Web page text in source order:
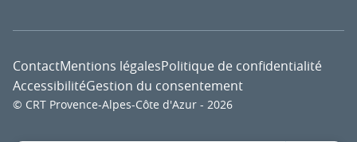
© CRT Provence-Alpes-Côte d'Azur - 2026
ContactMentions légalesPolitique de confidentialité
AccessibilitéGestion du consentement